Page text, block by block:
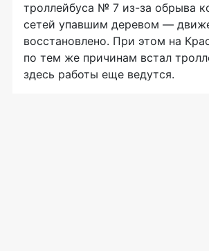
троллейбуса № 7 из-за обрыва
сетей упавшим деревом —
восстановлено. При этом на
по тем же причинам встал
здесь работы еще ведутся.